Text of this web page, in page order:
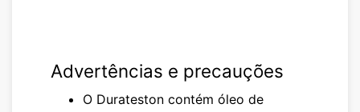
Advertências e precauções
O Durateston contém óleo de